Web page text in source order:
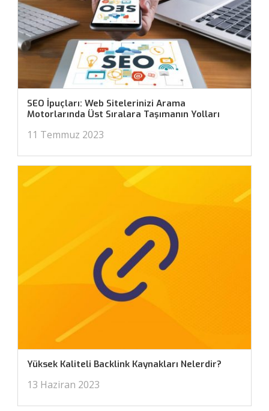
SEO İpuçları: Web Sitelerinizi Arama
Motorlarında Üst Sıralara Taşımanın Yolları
11 Temmuz 2023
Yüksek Kaliteli Backlink Kaynakları Nelerdir?
13 Haziran 2023